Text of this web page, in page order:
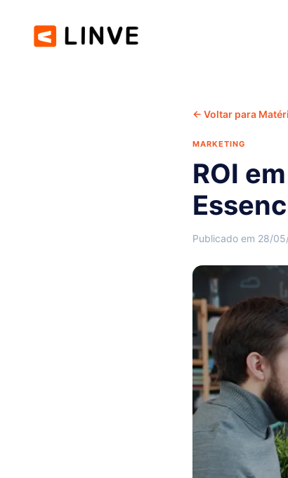
← Voltar para
MARKETING
ROI
Publicado em 28/